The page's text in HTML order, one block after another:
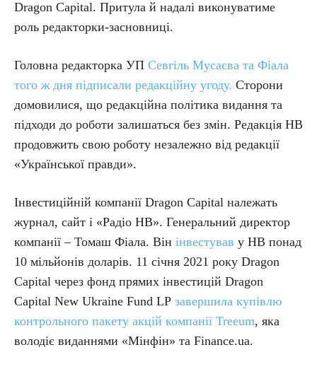
Dragon Capital. Притула й надалі виконуватиме
роль редакторки-засновниці.
Головна редакторка УП Севгіль Мусаєва та Фіала
того ж дня підписали редакційну угоду. Сторони
домовилися, що редакційна політика видання та
підходи до роботи залишаться без змін. Редакція НВ
продовжить свою роботу незалежно від редакції
«Української правди».
Інвестиційній компанії Dragon Capital належать
журнал, сайт і «Радіо НВ». Генеральний директор
компанії – Томаш Фіала. Він інвестував у НВ понад
10 мільйонів доларів. 11 січня 2021 року Dragon
Capital через фонд прямих інвестицій Dragon
Capital New Ukraine Fund LP завершила купівлю
контрольного пакету акцій компанії Treeum, яка
володіє виданнями «Мінфін» та Finance.ua.